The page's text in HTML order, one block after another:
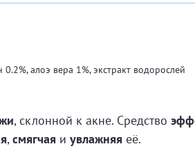
алоэ вера 1%, экстракт водорослей
, склонной к акне. Средство
,смягчая и увлажняя её.